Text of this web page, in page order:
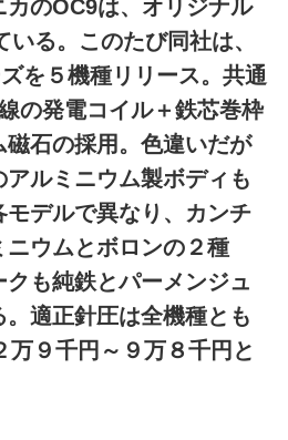
カのOC9は、オリジナル
る。このたび同社は、
を５機種リリース。共通
の発電コイル＋鉄芯巻枠
磁石の採用。色違いだが
ルミニウム製ボディも
モデルで異なり、カンチ
ニウムとボロンの２種
も純鉄とパーメンジュ
適正針圧は全機種とも
万９千円～９万８千円と